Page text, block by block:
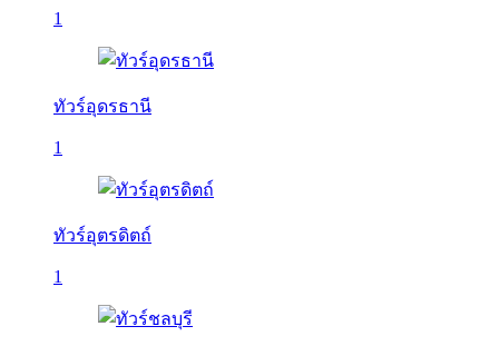
1
ทัวร์อุดรธานี
1
ทัวร์อุตรดิตถ์
1